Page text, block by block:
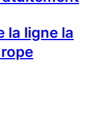
la ligne la